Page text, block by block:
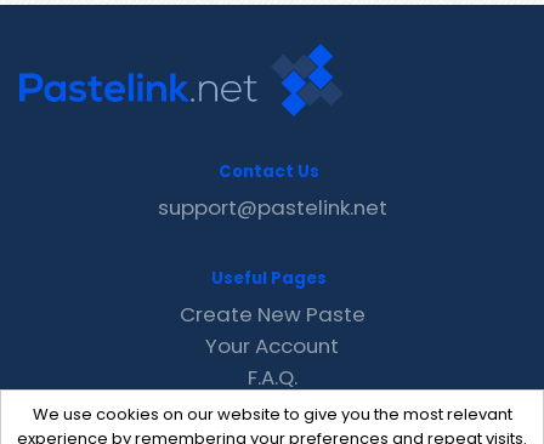
We use cookies on our website to give you the most relevant
experience by remembering your preferences and repeat visits.
Contact Us
support@pastelink.net
Useful Pages
Create New Paste
Your Account
F.A.Q.
Recent